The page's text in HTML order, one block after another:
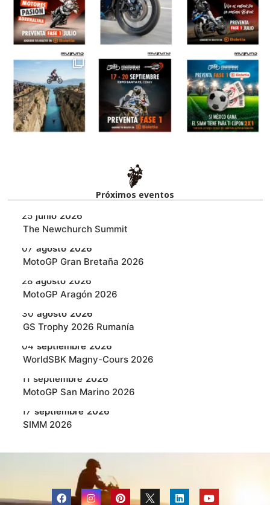
Próximos eventos​
25 junio 2026
‎The Newchurch Summit
07 agosto 2026
MotoGP Gran Bretaña 2026
28 agosto 2026
MotoGP Aragón 2026
30 agosto 2026
GS Trophy 2026 Rumanía
04 septiembre 2026
WorldSBK Magny-Cours 2026
11 septiembre 2026
MotoGP San Marino 2026
17 septiembre 2026
SIMM 2026
MotoGP Austria 2026
septiembre
2026
WorldSBK en Cremona 2026
F
a
I
n
P
i
L
i
Y
o